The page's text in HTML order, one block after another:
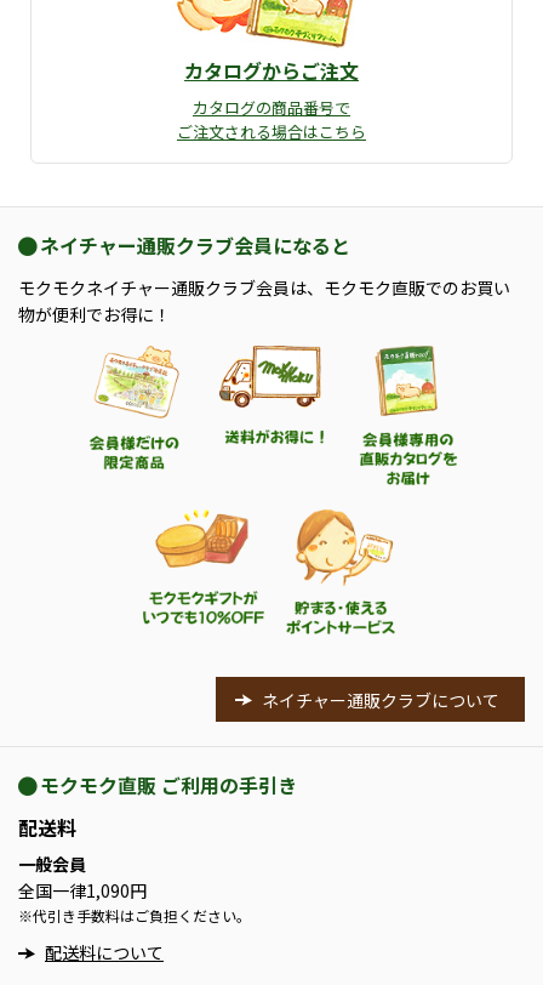
カタログからご注文
カタログの商品番号で
ご注文される場合はこちら
ネイチャー通販クラブ会員になると
モクモクネイチャー通販クラブ会員は、モクモク直販でのお買い
物が便利でお得に！
ネイチャー通販クラブについて
モクモク直販 ご利用の手引き
配送料
一般会員
全国一律1,090円
※代引き手数料はご負担ください。
配送料について